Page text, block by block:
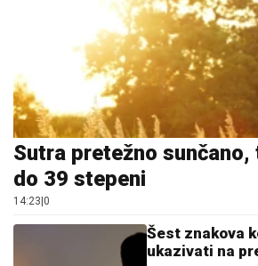
Sutra pretežno
do 39 stepeni
14:23 0
Šest znakova
ukazivati na